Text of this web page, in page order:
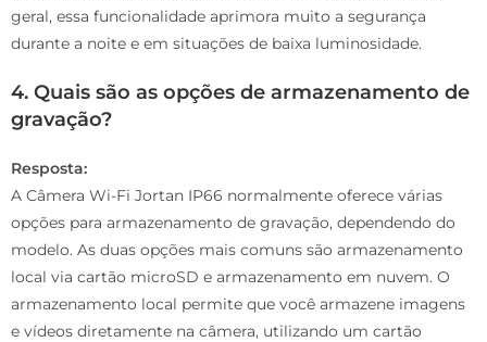
geral, essa funcionalidade aprimora muito a segurança
durante a noite e em situações de baixa luminosidade.
4. Quais são as opções de armazenamento de
gravação?
Resposta:
A Câmera Wi-Fi Jortan IP66 normalmente oferece várias
opções para armazenamento de gravação, dependendo do
modelo. As duas opções mais comuns são armazenamento
local via cartão microSD e armazenamento em nuvem. O
armazenamento local permite que você armazene imagens
e vídeos diretamente na câmera, utilizando um cartão